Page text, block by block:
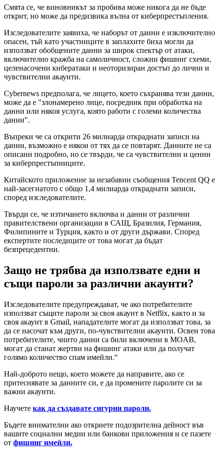
Смята се, че виновникът за пробива може никога да не бъде
открит, но може да предизвика вълна от киберпрестъпления.
Изследователите заявиха, че наборът от данни е изключително
опасен, тъй като участниците в заплахите биха могли да
използват обобщените данни за широк спектър от атаки,
включително кражба на самоличност, сложни фишинг схеми,
целенасочени кибератаки и неоторизиран достъп до лични и
чувствителни акаунти.
Cybernews предполага, че лицето, което съхранява тези данни,
може да е "злонамерено лице, посредник при обработка на
данни или някоя услуга, която работи с големи количества
данни".
Въпреки че са открити 26 милиарда откраднати записи на
данни, възможно е някои от тях да се повтарят. Данните не са
описани подробно, но се твърди, че са чувствителни и ценни
за киберпрестъпниците.
Китайското приложение за незабавни съобщения Tencent QQ е
най-засегнатото с общо 1,4 милиарда откраднати записи,
според изследователите.
Твърди се, че изтичането включва и данни от различни
правителствени организации в САЩ, Бразилия, Германия,
Филипините и Турция, както и от други държави. Според
експертите последиците от това могат да бъдат
безпрецедентни.
Защо не трябва да използвате едни и
същи пароли за различни акаунти?
Изследователите предупреждават, че ако потребителите
използват същите пароли за своя акаунт в Netflix, както и за
своя акаунт в Gmail, нападателите могат да използват това, за
да се насочат към други, по-чувствителни акаунти. Освен това
потребителите, чиито данни са били включени в MOAB,
могат да станат жертви на фишинг атаки или да получат
голямо количество спам имейли.“
Най-доброто нещо, което можете да направите, ако се
притеснявате за данните си, е да промените паролите си за
важни акаунти.
Научете как да създавате сигурни пароли.
Бъдете внимателни ако откриете подозрителна дейност във
вашите социални медии или банкови приложения и се пазете
от фишинг имейли.